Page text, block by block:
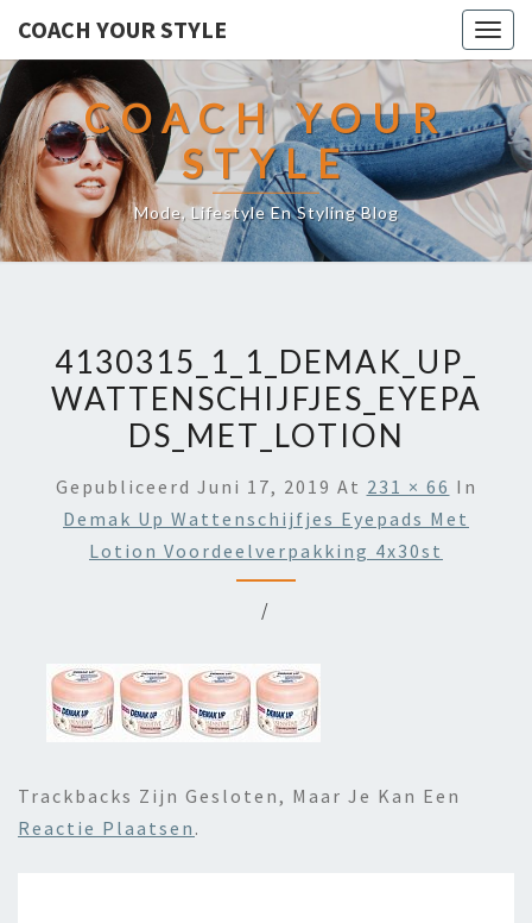
COACH YOUR STYLE
COACH YOUR
STYLE
Mode, Lifestyle En Styling Blog
4130315_1_1_DEMAK_UP_
WATTENSCHIJFJES_EYEPA
DS_MET_LOTION
Gepubliceerd Juni 17, 2019 At 231 × 66 In
Demak Up Wattenschijfjes Eyepads Met
Lotion Voordeelverpakking 4x30st
/
Trackbacks Zijn Gesloten, Maar Je Kan Een
Reactie Plaatsen .